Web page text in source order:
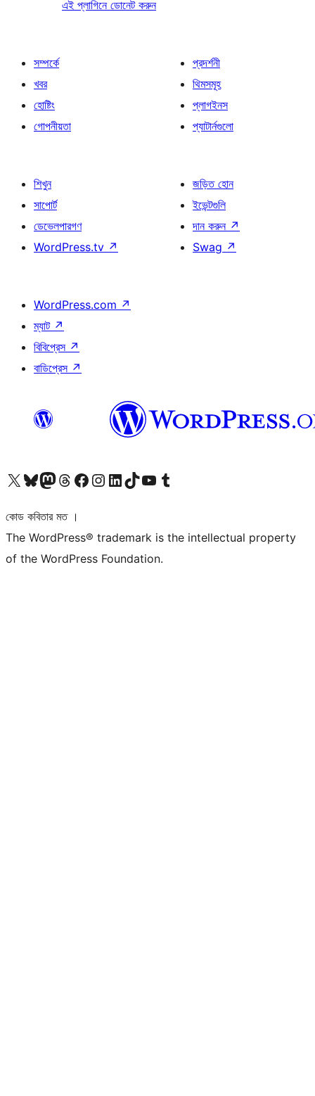
এই প্লাগিনে ডোনেট করুন
সম্পর্কে
খবর
হোষ্টিং
গোপনীয়তা
প্রদর্শনী
থিমসমূহ
প্লাগইনস
প্যাটার্নগুলো
শিখুন
সাপোর্ট
ডেভেলপারগণ
WordPress.tv ↗
জড়িত হোন
ইভেন্টগুলি
দান করুন ↗
Swag ↗
WordPress.com ↗
ম্যাট ↗
বিবিপ্রেস ↗
বাডিপ্রেস ↗
আমাদের X (আগের টুইটার) অ্যাকাউন্টে যানআমাদের Bluesky অ্যাকাউন্টটি দেখুনআমাদের মাস্টোডন অ্যাকাউন্টটি দেখুনআমাদের থ্রেডস অ্যাকাউন্টটি দেখুনআমাদের ফেসবুক পেজ দেখুনআমাদের ইন্সটাগ্রাম অ্যাকাউন্ট দেখুনআমাদের লিঙ্কডইন অ্যাকাউন্টে যানআমাদের TikTok অ্যাকাউন্টটি দেখুনআমাদের ইউটিউব চ্যানেলে যান আমাদের টাম্বলার অ্যাকাউন্ট দেখুন
কোড কবিতার মত ।
The WordPress® trademark is the intellectual property
of the WordPress Foundation.